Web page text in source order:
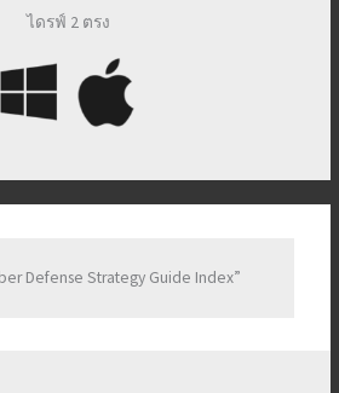
ไดรฟ์ 2 ตรง
Defense Strategy Guide Index”